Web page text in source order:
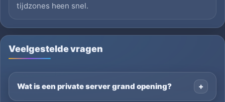
tijdzones heen snel.
Veelgestelde vragen
Wat is een private server grand opening?